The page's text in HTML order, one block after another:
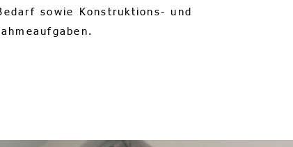
sowie Konstruktions- und